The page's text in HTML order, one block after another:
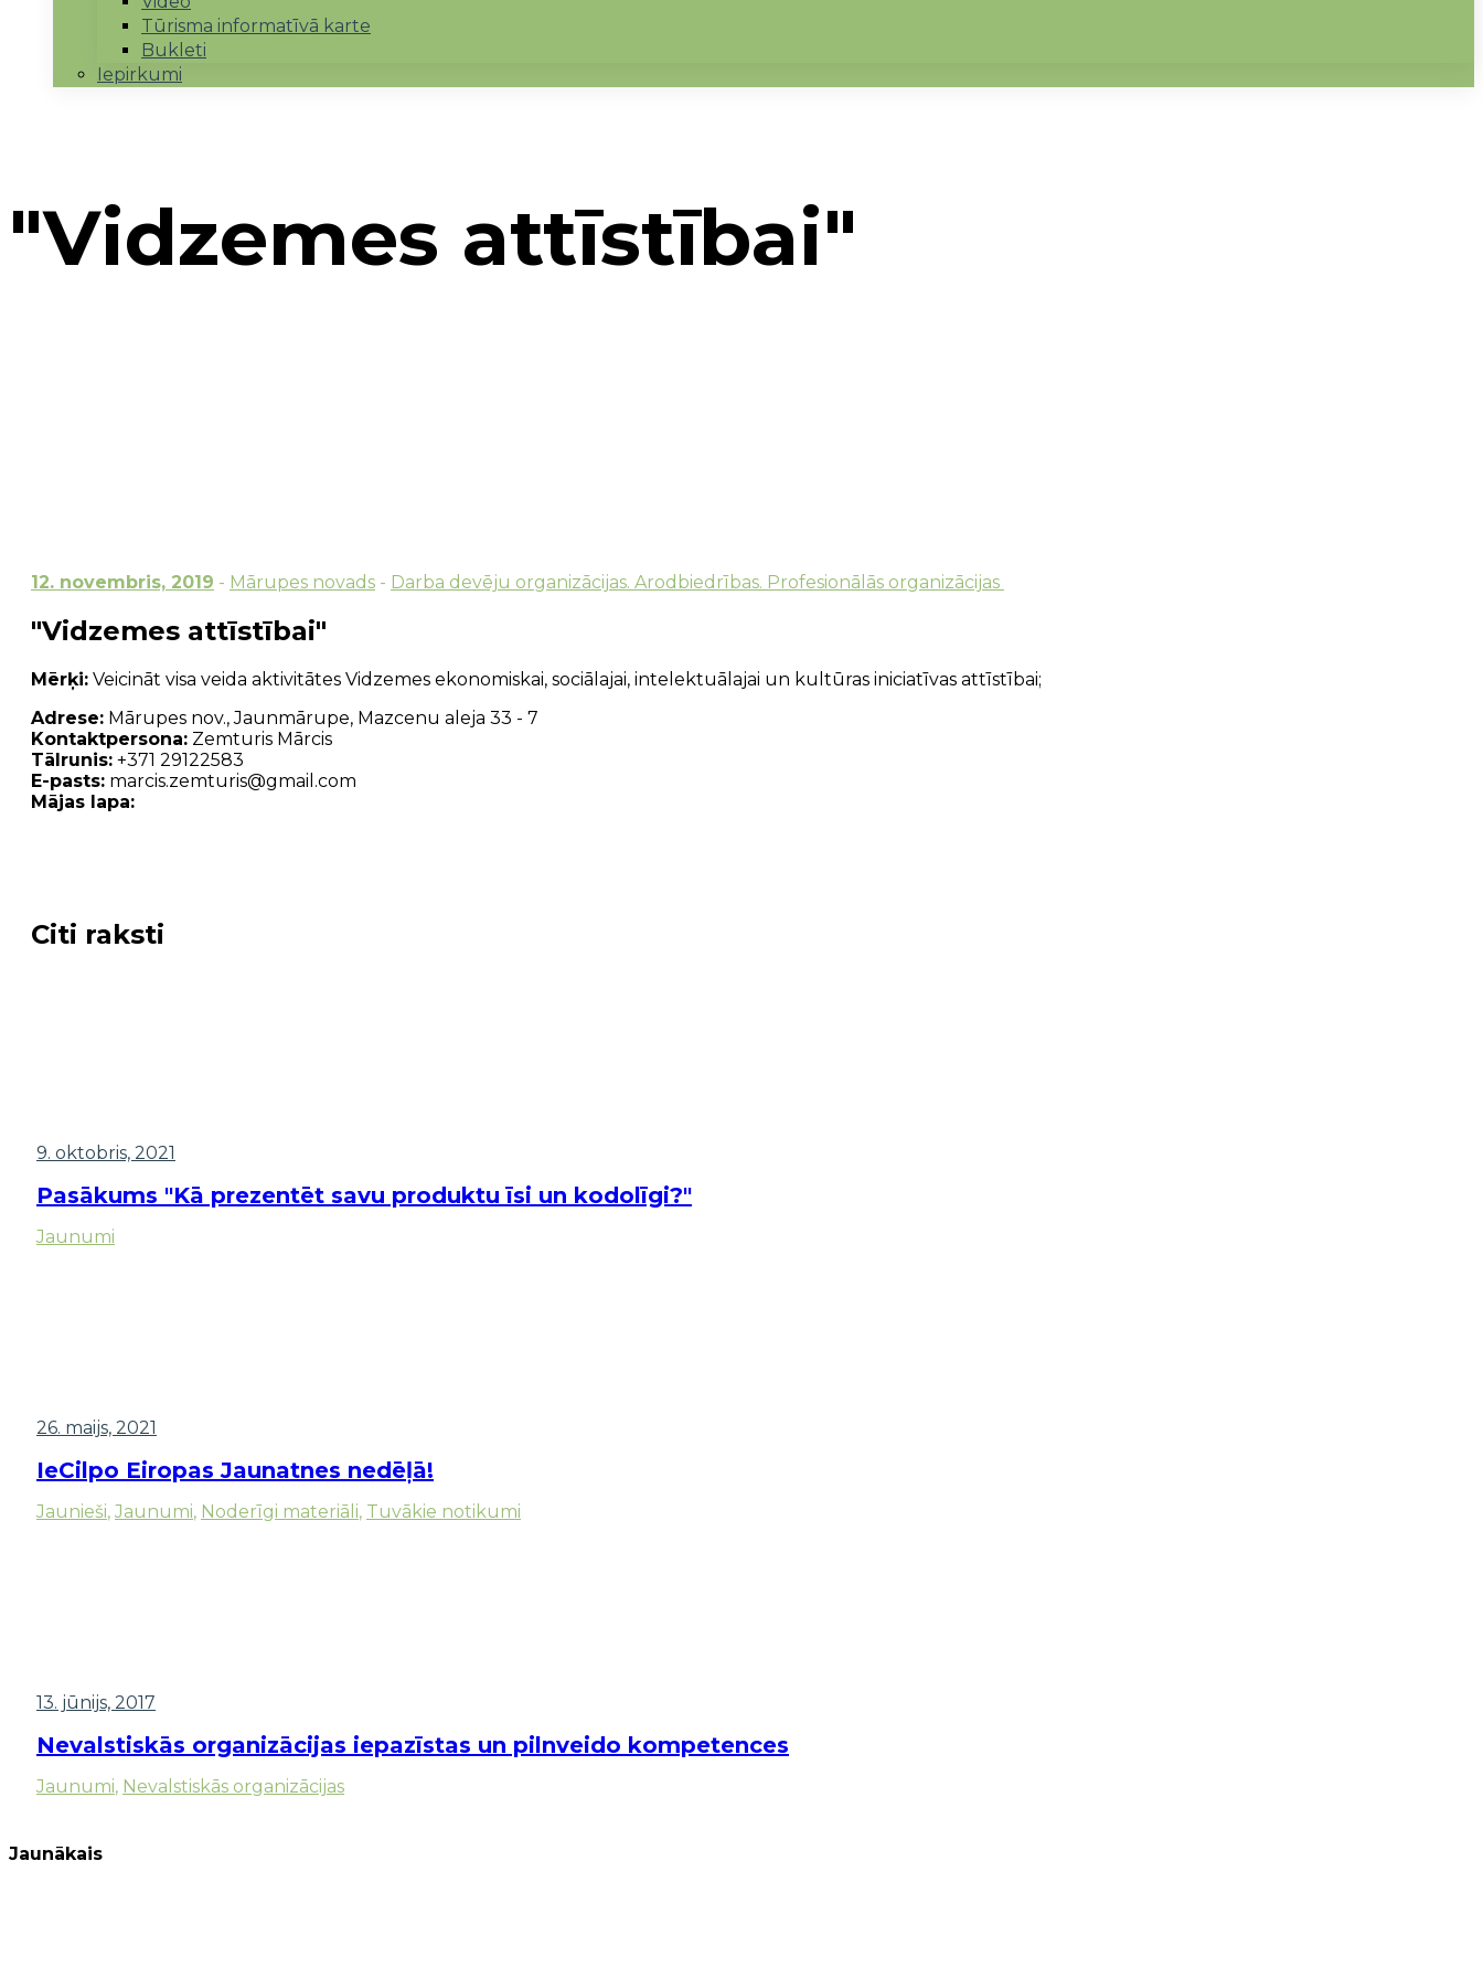
Tūrisma informatīvā karte
Bukleti
Iepirkumi
"Vidzemes attīstībai"
12. novembris, 2019 - Mārupes novads - Darba devēju organizācijas. Arodbiedrības. Profesionālās organizācijas
"Vidzemes attīstībai"
Mērķi: Veicināt visa veida aktivitātes Vidzemes ekonomiskai, sociālajai, intelektuālajai un kultūras iniciatīvas attīstībai;
Adrese: Mārupes nov., Jaunmārupe, Mazcenu aleja 33 - 7
Kontaktpersona: Zemturis Mārcis
Tālrunis: +371 29122583
E-pasts: marcis.zemturis@gmail.com
Mājas lapa:
Citi raksti
9. oktobris, 2021
Pasākums "Kā prezentēt savu produktu īsi un kodolīgi?"
Jaunumi
26. maijs, 2021
IeCilpo Eiropas Jaunatnes nedēļā!
Jaunieši, Jaunumi, Noderīgi materiāli, Tuvākie notikumi
13. jūnijs, 2017
Nevalstiskās organizācijas iepazīstas un pilnveido kompetences
Jaunumi, Nevalstiskās organizācijas
Jaunākais